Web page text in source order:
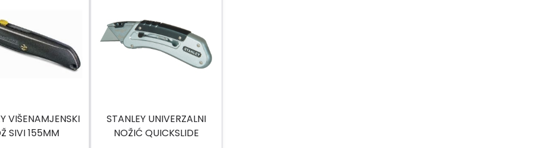
VIŠENAMJENSKI
SIVI 155MM
STANLEY UNIVERZALNI
NOŽIĆ QUICKSLIDE